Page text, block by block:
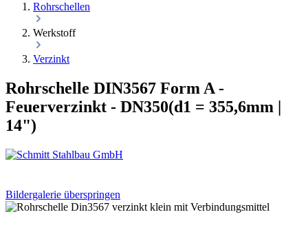
Rohrschellen
Werkstoff
Verzinkt
Rohrschelle DIN3567 Form A -
Feuerverzinkt - DN350(d1 = 355,6mm |
14")
Bildergalerie überspringen